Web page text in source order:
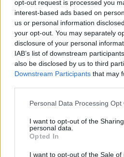
opt-out request is processed you
interest-based ads based on
us or personal information
your opt-out. You may separately
disclosure of your personal
IAB’s list of downstream
also be disclosed by us to third
Downstream Participants that may
Personal Data Processing Opt
I want to opt-out of the
personal data.
Opted In
I want to opt-out of the Sale of
Anche il Fasano
a sei, l'Ilva è la
ripescate
5 Ago 2026
Coppa Italia: gli
di finale con i
Ogliastra
5 Ago 2026
finale con i derby a
5 Ago 2026
in Eccellenza, il